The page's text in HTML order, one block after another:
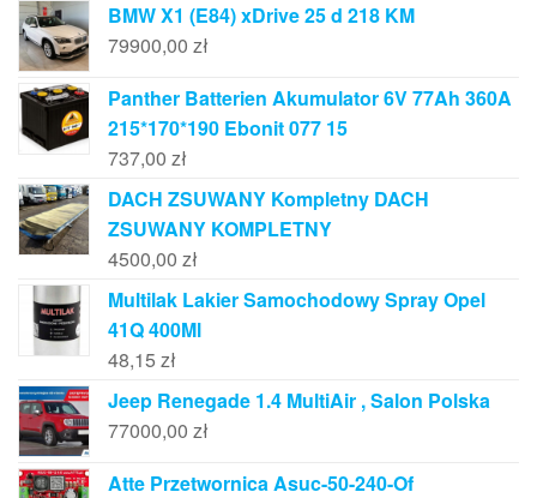
BMW X1 (E84) xDrive 25 d 218 KM
79900,00 zł
Panther Batterien Akumulator 6V 77Ah 360A
215*170*190 Ebonit 077 15
737,00 zł
DACH ZSUWANY Kompletny DACH
ZSUWANY KOMPLETNY
4500,00 zł
Multilak Lakier Samochodowy Spray Opel
41Q 400Ml
48,15 zł
Jeep Renegade 1.4 MultiAir , Salon Polska
77000,00 zł
Atte Przetwornica Asuc-50-240-Of